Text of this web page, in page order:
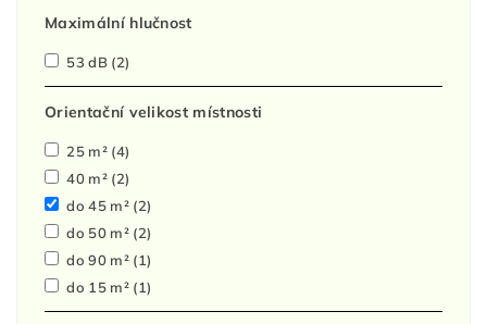
Maximální hlučnost
53 dB (2)
Orientační velikost místnosti
25 m² (4)
40 m² (2)
do 45 m² (2)
do 50 m² (2)
do 90 m² (1)
do 15 m² (1)